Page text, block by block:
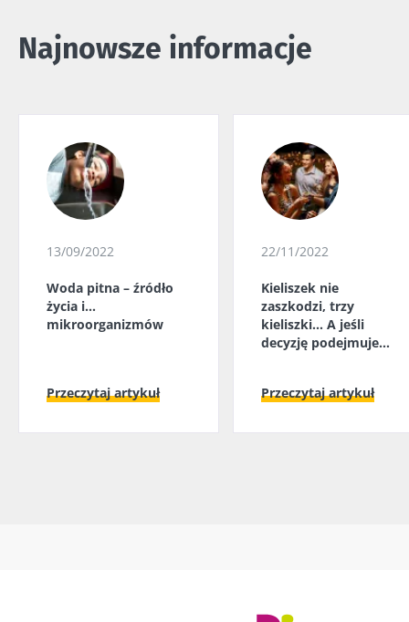
Najnowsze informacje
13/09/2022
Woda pitna – źródło
życia i...
mikroorganizmów
Przeczytaj artykuł
22/11/2022
Kieliszek nie
zaszkodzi, trzy
kieliszki... A jeśli
decyzję podejmuje
Przeczytaj artykuł